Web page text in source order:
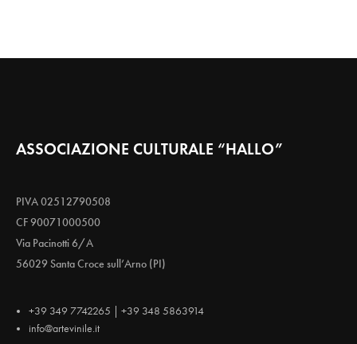
ASSOCIAZIONE CULTURALE “HALLO”
PIVA 02512790508
CF 90071000500
Via Pacinotti 6/A
56029 Santa Croce sull’Arno (PI)
+39 349 7742265 | +39 348 5863914
info@artevinile.it